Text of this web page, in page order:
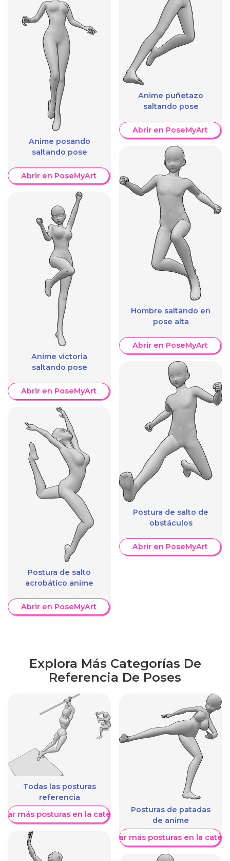
Anime posando
saltando pose
Abrir en PoseMyArt
Anime victoria
saltando pose
Abrir en PoseMyArt
Postura de salto
acrobático anime
Abrir en PoseMyArt
Anime puñetazo
saltando pose
Abrir en PoseMyArt
Hombre saltando en
pose alta
Abrir en PoseMyArt
Postura de salto de
obstáculos
Abrir en PoseMyArt
Explora Más Categorías De
Referencia De Poses
Todas las posturas
referencia
más posturas en la categoría Posturas de patadas
de anime
Mostrar más posturas en la